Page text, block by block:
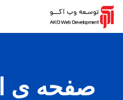
صفحه ی